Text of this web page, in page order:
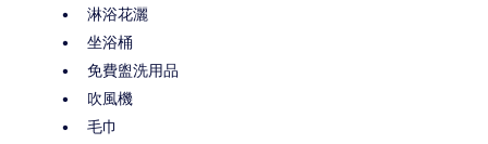
淋浴花灑
坐浴桶
免費盥洗用品
吹風機
毛巾